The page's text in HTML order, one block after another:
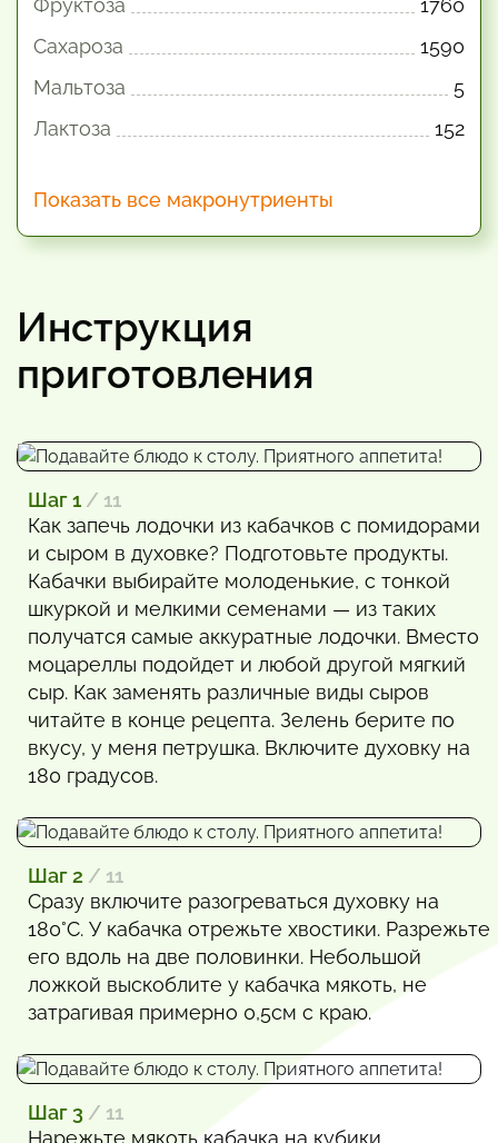
Фруктоза
1760
Сахароза
1590
Мальтоза
5
Лактоза
152
Показать все макронутриенты
Инструкция
приготовления
Шаг 1 / 11
Как запечь лодочки из кабачков с помидорами
и сыром в духовке? Подготовьте продукты.
Кабачки выбирайте молоденькие, с тонкой
шкуркой и мелкими семенами — из таких
получатся самые аккуратные лодочки. Вместо
моцареллы подойдет и любой другой мягкий
сыр. Как заменять различные виды сыров
читайте в конце рецепта. Зелень берите по
вкусу, у меня петрушка. Включите духовку на
180 градусов.
Шаг 2 / 11
Сразу включите разогреваться духовку на
180°С. У кабачка отрежьте хвостики. Разрежьте
его вдоль на две половинки. Небольшой
ложкой выскоблите у кабачка мякоть, не
затрагивая примерно 0,5см с краю.
Шаг 3 / 11
Нарежьте мякоть кабачка на кубики.